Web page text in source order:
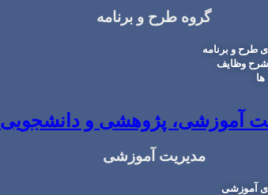
گروه طرح و برنامه
طرح و برنامه
شرح وظایف
ها
آموزشی، پژوهشی و دانشجویی
مدیریت آموزشی
آموزشی